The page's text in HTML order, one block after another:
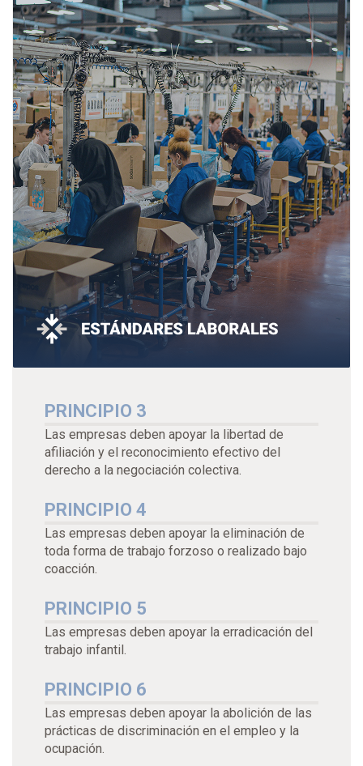
PRINCIPIO 3
Las empresas deben apoyar la libertad de
afiliación y el reconocimiento efectivo del
derecho a la negociación colectiva.
PRINCIPIO 4
Las empresas deben apoyar la eliminación de
toda forma de trabajo forzoso o realizado bajo
coacción.
PRINCIPIO 5
Las empresas deben apoyar la erradicación del
trabajo infantil.
PRINCIPIO 6
Las empresas deben apoyar la abolición de las
prácticas de discriminación en el empleo y la
ocupación.